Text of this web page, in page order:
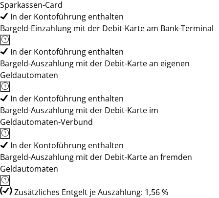
Sparkassen-Card
In der Kontoführung enthalten
Bargeld-Einzahlung mit der Debit-Karte am Bank-Terminal
In der Kontoführung enthalten
Bargeld-Auszahlung mit der Debit-Karte an eigenen
Geldautomaten
In der Kontoführung enthalten
Bargeld-Auszahlung mit der Debit-Karte im
Geldautomaten-Verbund
In der Kontoführung enthalten
Bargeld-Auszahlung mit der Debit-Karte an fremden
Geldautomaten
Zusätzliches Entgelt je Auszahlung: 1,56 %